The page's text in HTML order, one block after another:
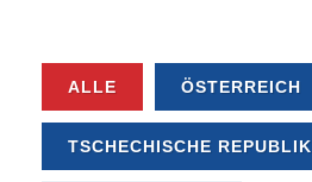
ALLE ÖSTERREICH
TSCHECHISCHE REPUBLIK